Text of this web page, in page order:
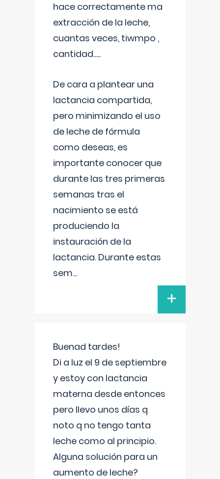
hace correctamente ma
extracción de la leche,
cuantas veces, tiwmpo ,
cantidad.....
De cara a plantear una
lactancia compartida,
pero minimizando el uso
de leche de fórmula
como deseas, es
importante conocer que
durante las tres primeras
semanas tras el
nacimiento se está
produciendo la
instauración de la
lactancia. Durante estas
sem...
+
Buenad tardes!
Di a luz el 9 de septiembre
y estoy con lactancia
materna desde entonces
pero llevo unos días q
noto q no tengo tanta
leche como al principio.
Alguna solución para un
aumento de leche?